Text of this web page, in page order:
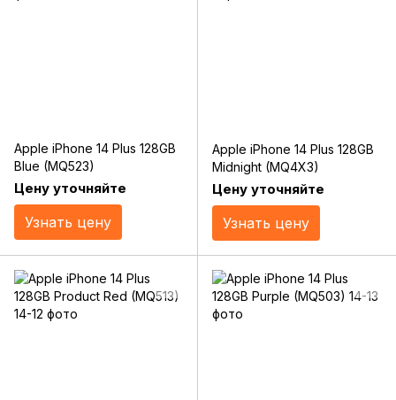
Apple iPhone 14 Plus 128GB
Blue (MQ523)
Цену уточняйте
Узнать цену
Apple iPhone 14 Plus 128GB
Midnight (MQ4X3)
Цену уточняйте
Узнать цену